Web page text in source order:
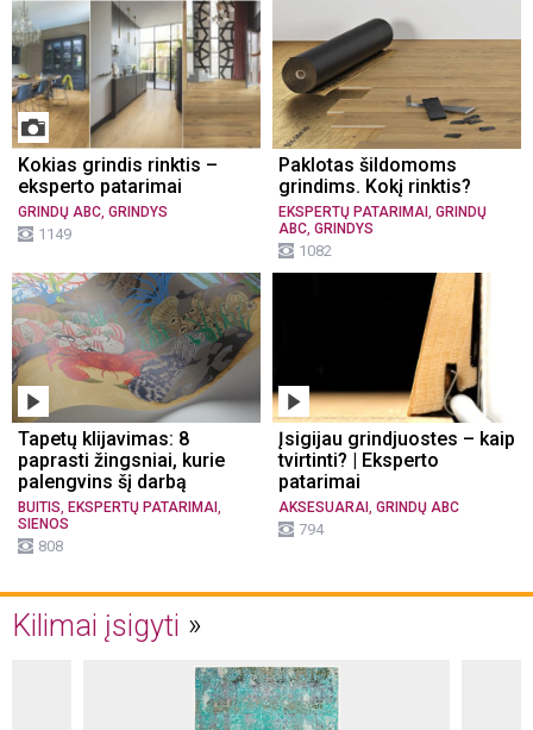
Kokias grindis rinktis –
eksperto patarimai
GRINDŲ ABC, GRINDYS
1149
Paklotas šildomoms
grindims. Kokį rinktis?
EKSPERTŲ PATARIMAI , GRINDŲ
ABC, GRINDYS
1082
Tapetų klijavimas: 8
paprasti žingsniai, kurie
palengvins šį darbą
BUITIS EKSPERTŲ PATARIMAI
SIENOS
808
Įsigijau grindjuostes – kaip
tvirtinti? | Eksperto
patarimai
AKSESUARAI GRINDŲ ABC
794
Kilimai įsigyti